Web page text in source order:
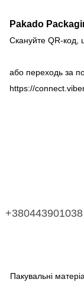
Pakado
Скануйте QR-код,
або переходь за
https://
+380443901038
Пакувальні